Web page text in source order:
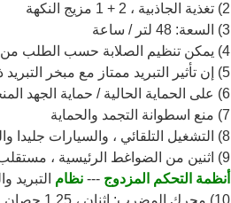
2) تغذية الجاذبية ، 2 + 1 مزيج النكهة
3) السعة: 48 لتر / ساعة
4) يمكن تنظيم الصلابة حسب الطلب من خلال نظام التحكم بالكمبيوتر المصغر وشاشة LCD.
5) إن تأثير التبريد ممتاز مع مبخر التبريد ذو الكفاءة العالية والسريع.
6) على الحماية الحالية / حماية الجهد المنخفض
7) منع اسطوانة التجمد والحماية
8) التشغيل التلقائي ، والسيارات جليدا والسيارات التنظيف التلقائي
9) اثنين من الضواغط الرئيسية ، مستقلب مستقل ، كلا الجانبين يمكن أن يعمل بشكل منفصل.
أنظمة التحكم المزدوج --- نظام
10) محرك المضرب: اثنان ، 1.25 حصان